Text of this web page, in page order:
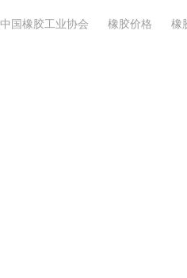
中国橡胶工业协会 橡胶价格 橡